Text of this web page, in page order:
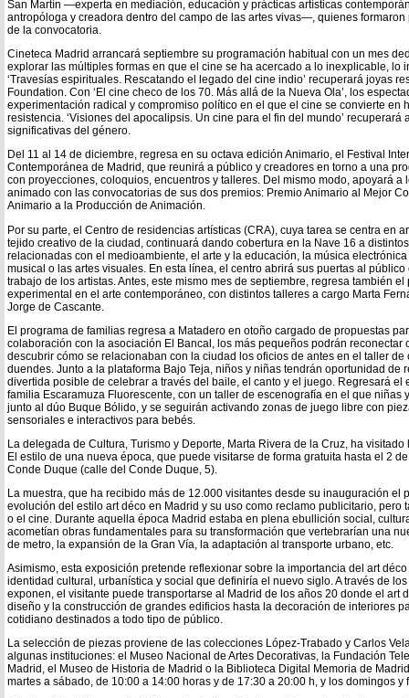
San Martín —experta en mediación, educación y prácticas artísticas
antropóloga y creadora dentro del campo de las artes vivas—, quienes
de la convocatoria.
Cineteca Madrid arrancará septiembre su programación habitual con un mes
explorar las múltiples formas en que el cine se ha acercado a lo inexplicable, lo
‘Travesías espirituales. Rescatando el legado del cine indio’ recuperará joyas
Foundation. Con ‘El cine checo de los 70. Más allá de la Nueva Ola’, los
experimentación radical y compromiso político en el que el cine se convierte en
resistencia. ‘Visiones del apocalipsis. Un cine para el fin del mundo’
significativas del género.
Del 11 al 14 de diciembre, regresa en su octava edición Animario, el Festival
Contemporánea de Madrid, que reunirá a público y creadores en torno a una
con proyecciones, coloquios, encuentros y talleres. Del mismo modo, apoyará a
animado con las convocatorias de sus dos premios: Premio Animario al Mejor
Animario a la Producción de Animación.
Por su parte, el Centro de residencias artísticas (CRA), cuya tarea se centra en
tejido creativo de la ciudad, continuará dando cobertura en la Nave 16 a
relacionadas con el medioambiente, el arte y la educación, la música
musical o las artes visuales. En esta línea, el centro abrirá sus puertas al
trabajo de los artistas. Antes, este mismo mes de septiembre, regresa también
experimental en el arte contemporáneo, con distintos talleres a cargo Marta
Jorge de Cascante.
El programa de familias regresa a Matadero en otoño cargado de propuestas
colaboración con la asociación El Bancal, los más pequeños podrán reconectar
descubrir cómo se relacionaban con la ciudad los oficios de antes en el taller de
duendes. Junto a la plataforma Bajo Teja, niños y niñas tendrán oportunidad de
divertida posible de celebrar a través del baile, el canto y el juego. Regresará el
familia Escaramuza Fluorescente, con un taller de escenografía en el que niñas
junto al dúo Buque Bólido, y se seguirán activando zonas de juego libre con
sensoriales e interactivos para bebés.
La delegada de Cultura, Turismo y Deporte, Marta Rivera de la Cruz, ha
El estilo de una nueva época, que puede visitarse de forma gratuita hasta el 2
Conde Duque (calle del Conde Duque, 5).
La muestra, que ha recibido más de 12.000 visitantes desde su inauguración el
evolución del estilo art déco en Madrid y su uso como reclamo publicitario, pero
o el cine. Durante aquella época Madrid estaba en plena ebullición social,
acometían obras fundamentales para su transformación que vertebrarían una
de metro, la expansión de la Gran Vía, la adaptación al transporte urbano, etc.
Asimismo, esta exposición pretende reflexionar sobre la importancia del art
identidad cultural, urbanística y social que definiría el nuevo siglo. A través de
exponen, el visitante puede transportarse al Madrid de los años 20 donde el art
diseño y la construcción de grandes edificios hasta la decoración de interiores
cotidiano destinados a todo tipo de público.
La selección de piezas proviene de las colecciones López-Trabado y Carlos
algunas instituciones: el Museo Nacional de Artes Decorativas, la Fundación
Madrid, el Museo de Historia de Madrid o la Biblioteca Digital Memoria de
martes a sábado, de 10:00 a 14:00 horas y de 17:30 a 20:00 h, y los domingos y